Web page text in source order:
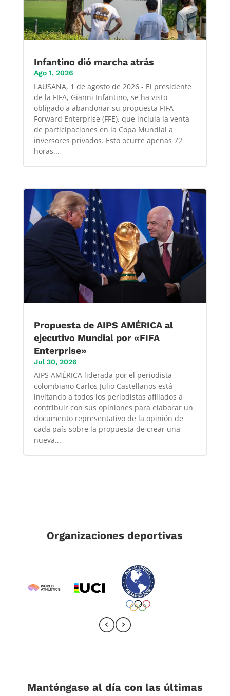
Infantino dió marcha atrás
Ago 1, 2026
LAUSANA, 1 de agosto de 2026 - El presidente
de la FIFA, Gianni Infantino, se ha visto
obligado a abandonar su propuesta FIFA
Forward Enterprise (FFE), que incluía la venta
de participaciones en la Copa Mundial a
inversores privados. Esto ocurre apenas 72
horas...
Propuesta de AIPS AMÉRICA al
ejecutivo Mundial por «FIFA
Enterprise»
Jul 30, 2026
AIPS AMÉRICA liderada por el periodista
colombiano Carlos Julio Castellanos está
invitando a todos los periodistas afiliados a
contribuir con sus opiniones para elaborar un
documento representativo de la opinión de
cada país sobre la propuesta de crear una
nueva...
Organizaciones deportivas
Manténgase al día con las últimas